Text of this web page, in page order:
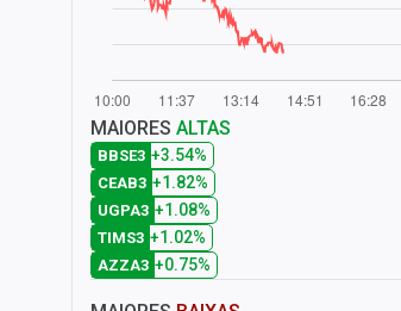
MAIORES ALTAS
BBSE3 +3.54%
CEAB3 +1.82%
UGPA3 +1.08%
TIMS3 +1.02%
AZZA3 +0.75%